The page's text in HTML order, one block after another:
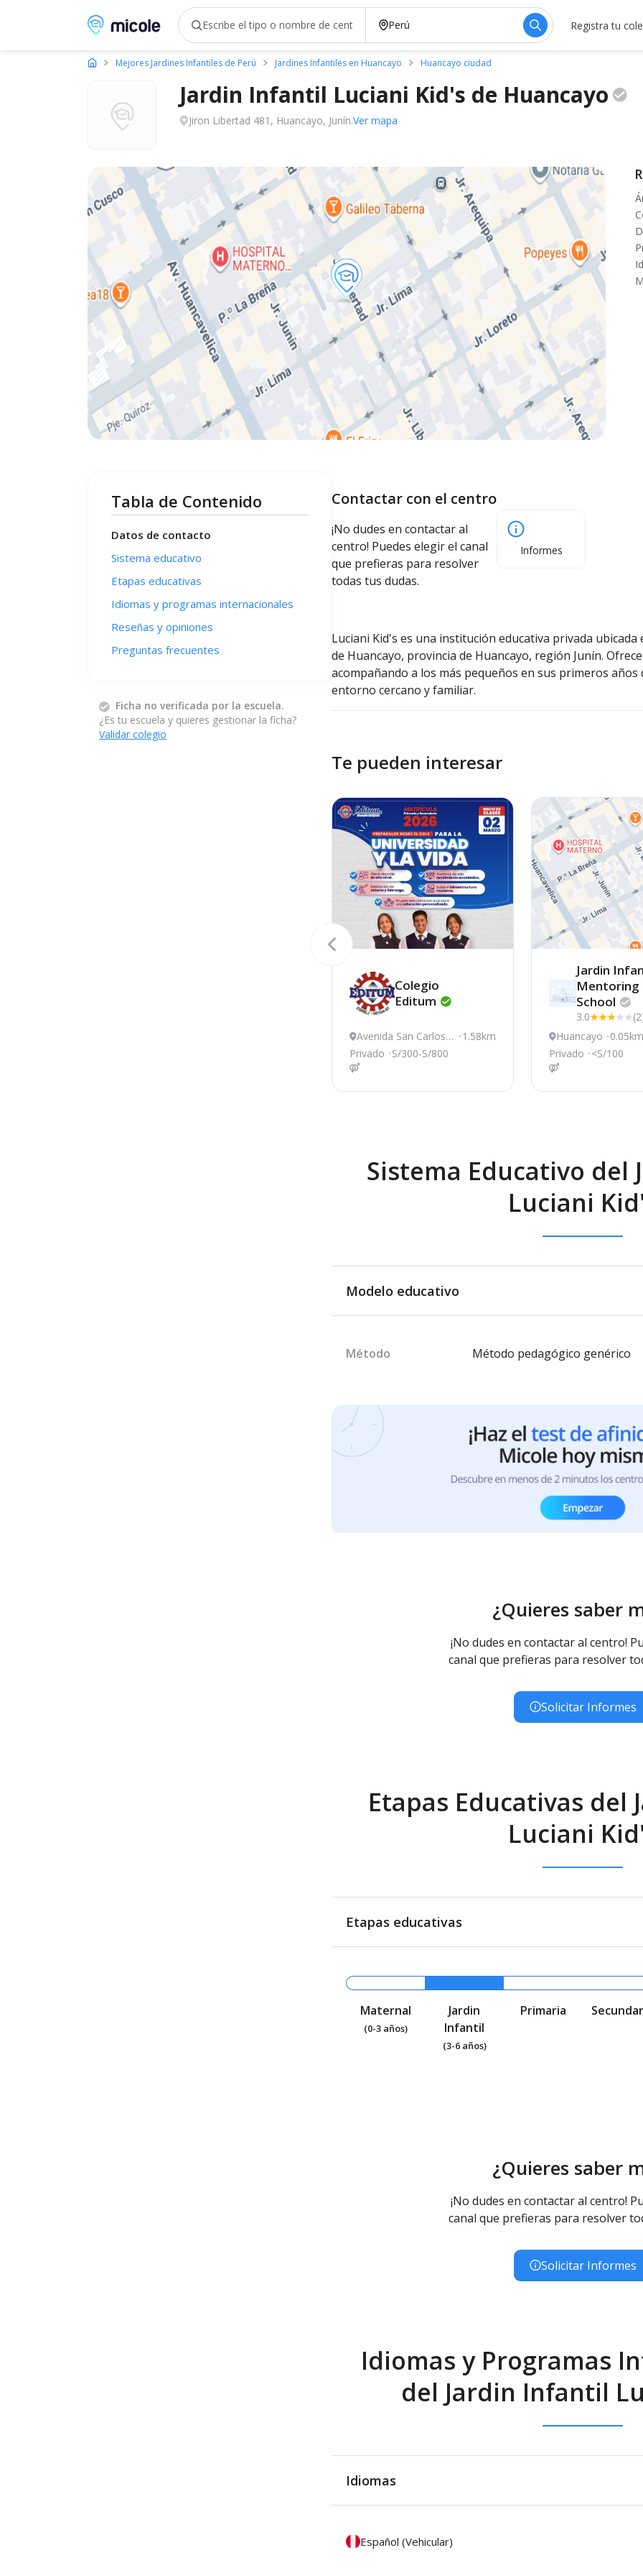
Micole, buscador de colegios Registra tu
Mejores Jardines Infantiles de Perú Jardines Infantiles en Huancayo Huancayo ciudad
Jardin Infantil Luciani Kid's de Huancayo
Jiron Libertad 481, Huancayo, Junín.Ver mapa
Tabla de Contenido
Datos de contacto
Sistema educativo
Etapas educativas
Idiomas y programas internacionales
Reseñas y opiniones
Preguntas frecuentes
Ficha no verificada por la escuela.
¿Es tu escuela y quieres gestionar la ficha?
Validar colegio
Contactar con el centro
¡No dudes en contactar al
centro! Puedes elegir el canal
que prefieras para resolver
todas tus dudas.
Informes
Luciani Kid's es una institución educativa privada
de Huancayo, provincia de Huancayo, región Junín.
acompañando a los más pequeños en sus primeros
entorno cercano y familiar.
Te pueden interesar
Colegio
Editum
Avenida San Carlos 5
44, Huancayo
1.58km
Privado
S/300-S/800
Jardin
Mentoring
School
3.0
Huancayo
Privado
<S/100
Sistema Educativo del
Luciani
Modelo educativo
Método Método pedagógico genérico
¿Quieres saber
¡No dudes en contactar al centro!
canal que prefieras para resolver
Solicitar Informes
Etapas Educativas del
Luciani
Etapas educativas
Maternal
(0-3 años)
Jardin
Infantil
(3-6 años)
Primaria
¿Quieres saber
¡No dudes en contactar al centro!
canal que prefieras para resolver
Solicitar Informes
Idiomas y Programas
del Jardin Infantil
Idiomas
Español (Vehicular)